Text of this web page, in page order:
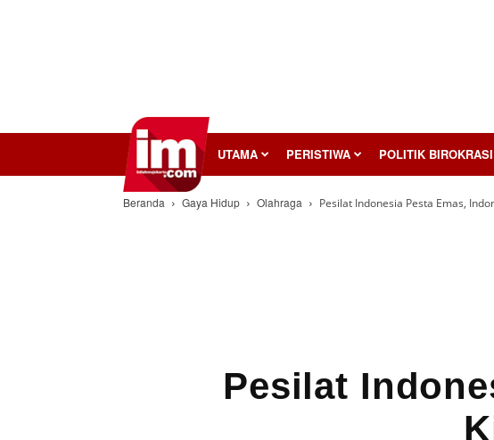
InilahMojokerto UTAMA PERISTIWA POLITIK BIROKRASI
Beranda Gaya Hidup Olahraga Pesilat Indonesia Pesta Emas,
Pesilat